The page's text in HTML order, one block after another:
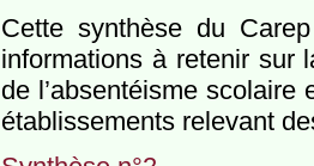
Cette synthèse du
informations à retenir sur
de l’absentéisme
établissements relevant